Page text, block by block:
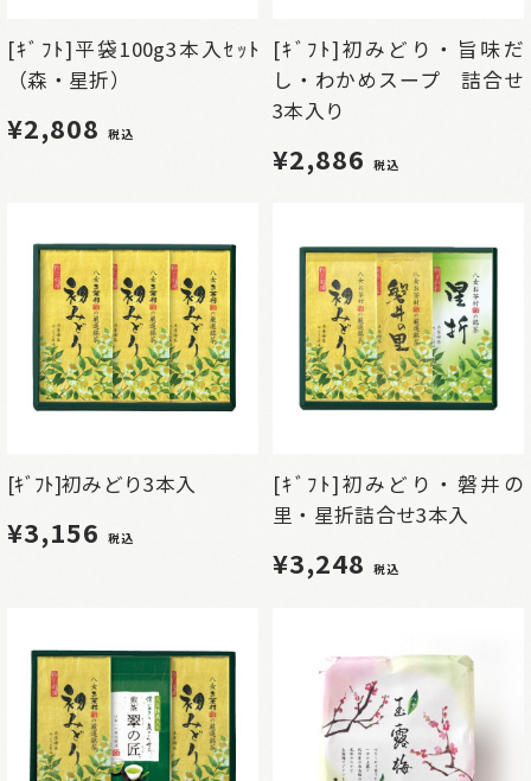
[ｷﾞﾌﾄ]平袋100g3本入ｾｯﾄ
（森・星折）
¥2,808 税込
[ｷﾞﾌﾄ]初みどり・旨味だ
し・わかめスープ 詰合せ
3本入り
¥2,886 税込
[ｷﾞﾌﾄ]初みどり3本入
¥3,156 税込
[ｷﾞﾌﾄ]初みどり・磐井の
里・星折詰合せ3本入
¥3,248 税込